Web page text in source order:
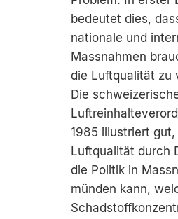
bedeutet dies,
nationale und
Massnahmen
die Luftqualität zu
Die
1985 illustriert gut,
Luftqualität durch
die Politik in
münden kann,